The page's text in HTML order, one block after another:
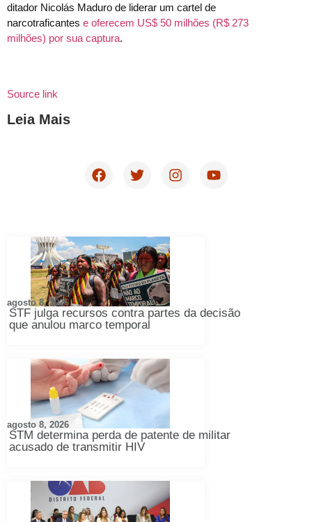
ditador Nicolás Maduro de liderar um cartel de
narcotraficantes e oferecem US$ 50 milhões (R$ 273
milhões) por sua captura.
Source link
Leia Mais
STF julga recursos contra partes da decisão
que anulou marco temporal
agosto 8, 2026
STM determina perda de patente de militar
acusado de transmitir HIV
agosto 8, 2026